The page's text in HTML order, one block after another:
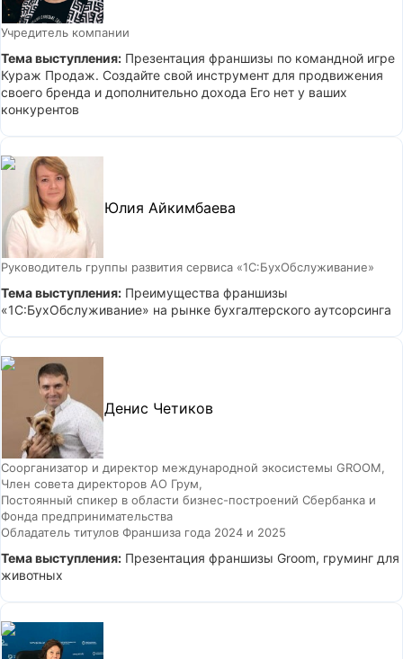
Учредитель компании
Тема выступления: Презентация франшизы по командной игре
Кураж Продаж. Создайте свой инструмент для продвижения
своего бренда и дополнительно дохода Его нет у ваших
конкурентов
Юлия Айкимбаева
Руководитель группы развития сервиса «1С:БухОбслуживание»
Тема выступления: Преимущества франшизы
«1С:БухОбслуживание» на рынке бухгалтерского аутсорсинга
Денис Четиков
Соорганизатор и директор международной экосистемы GROOM,
Член совета директоров АО Грум,
Постоянный спикер в области бизнес-построений Сбербанка и
Фонда предпринимательства
Обладатель титулов Франшиза года 2024 и 2025
Тема выступления: Презентация франшизы Groom, груминг для
животных